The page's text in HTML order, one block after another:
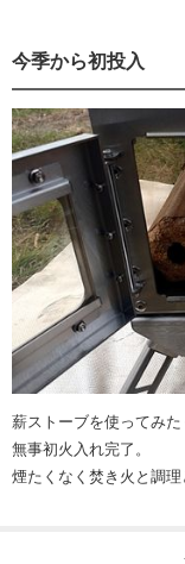
今季から初投入
薪ストーブを使ってみた
無事初火入れ完了。
煙たくなく焚き火と調理